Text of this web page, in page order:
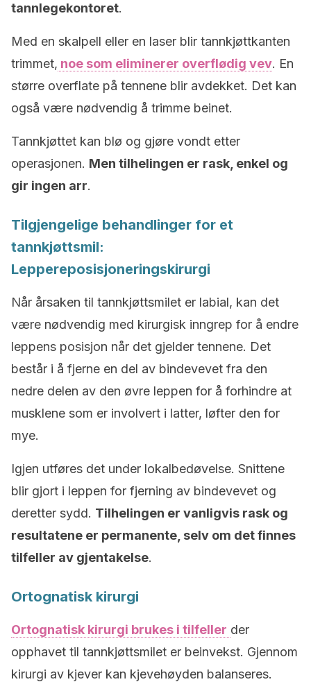
tannlegekontoret.
Med en skalpell eller en laser blir tannkjøttkanten
trimmet, noe som eliminerer overflødig vev. En
større overflate på tennene blir avdekket. Det kan
også være nødvendig å trimme beinet.
Tannkjøttet kan blø og gjøre vondt etter
operasjonen. Men tilhelingen er rask, enkel og
gir ingen arr.
Tilgjengelige behandlinger for et
tannkjøttsmil:
Leppereposisjoneringskirurgi
Når årsaken til tannkjøttsmilet er labial, kan det
være nødvendig med kirurgisk inngrep for å endre
leppens posisjon når det gjelder tennene. Det
består i å fjerne en del av bindevevet fra den
nedre delen av den øvre leppen for å forhindre at
musklene som er involvert i latter, løfter den for
mye.
Igjen utføres det under lokalbedøvelse. Snittene
blir gjort i leppen for fjerning av bindevevet og
deretter sydd. Tilhelingen er vanligvis rask og
resultatene er permanente, selv om det finnes
tilfeller av gjentakelse.
Ortognatisk kirurgi
Ortognatisk kirurgi brukes i tilfeller der
opphavet til tannkjøttsmilet er beinvekst. Gjennom
kirurgi av kjever kan kjevehøyden balanseres.